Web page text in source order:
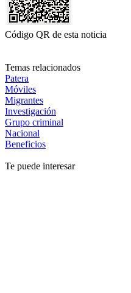
Código QR de esta noticia
Temas relacionados
Patera
Móviles
Migrantes
Investigación
Grupo criminal
Nacional
Beneficios
Te puede interesar